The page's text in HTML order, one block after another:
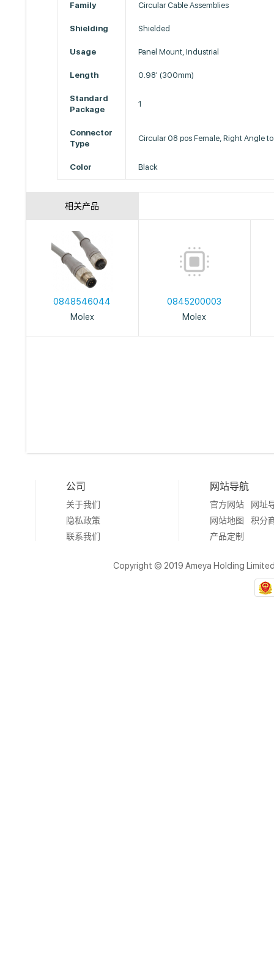
Family Circular Cable Assemblies
Shielding Shielded
Usage Panel Mount, Industrial
Length 0.98' (300mm)
Standard
Package
1
Connector
Type
Circular 08 pos Female, Right Angle
Color Black
相关产品
0848546044
Molex
0845200003
Molex
公司
关于我们
隐私政策
联系我们
网站导航
官方网站
网址
网站地图
积分
产品定制
Copyright © 2019 Ameya Holding